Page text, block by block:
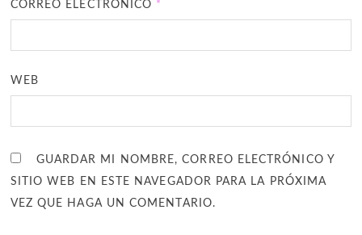
CORREO ELECTRÓNICO *
WEB
GUARDAR MI NOMBRE, CORREO ELECTRÓNICO Y
SITIO WEB EN ESTE NAVEGADOR PARA LA PRÓXIMA
VEZ QUE HAGA UN COMENTARIO.